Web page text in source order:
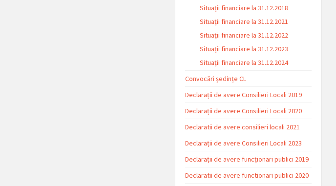
Situații financiare la 31.12.2018
Situaţii financiare la 31.12.2021
Situaţii financiare la 31.12.2022
Situații financiare la 31.12.2023
Situaţii financiare la 31.12.2024
Convocări ședințe CL
Declarații de avere Consilieri Locali 2019
Declarații de avere Consilieri Locali 2020
Declaratii de avere consilieri locali 2021
Declarații de avere Consilieri Locali 2023
Declarații de avere funcționari publici 2019
Declaratii de avere functionari publici 2020